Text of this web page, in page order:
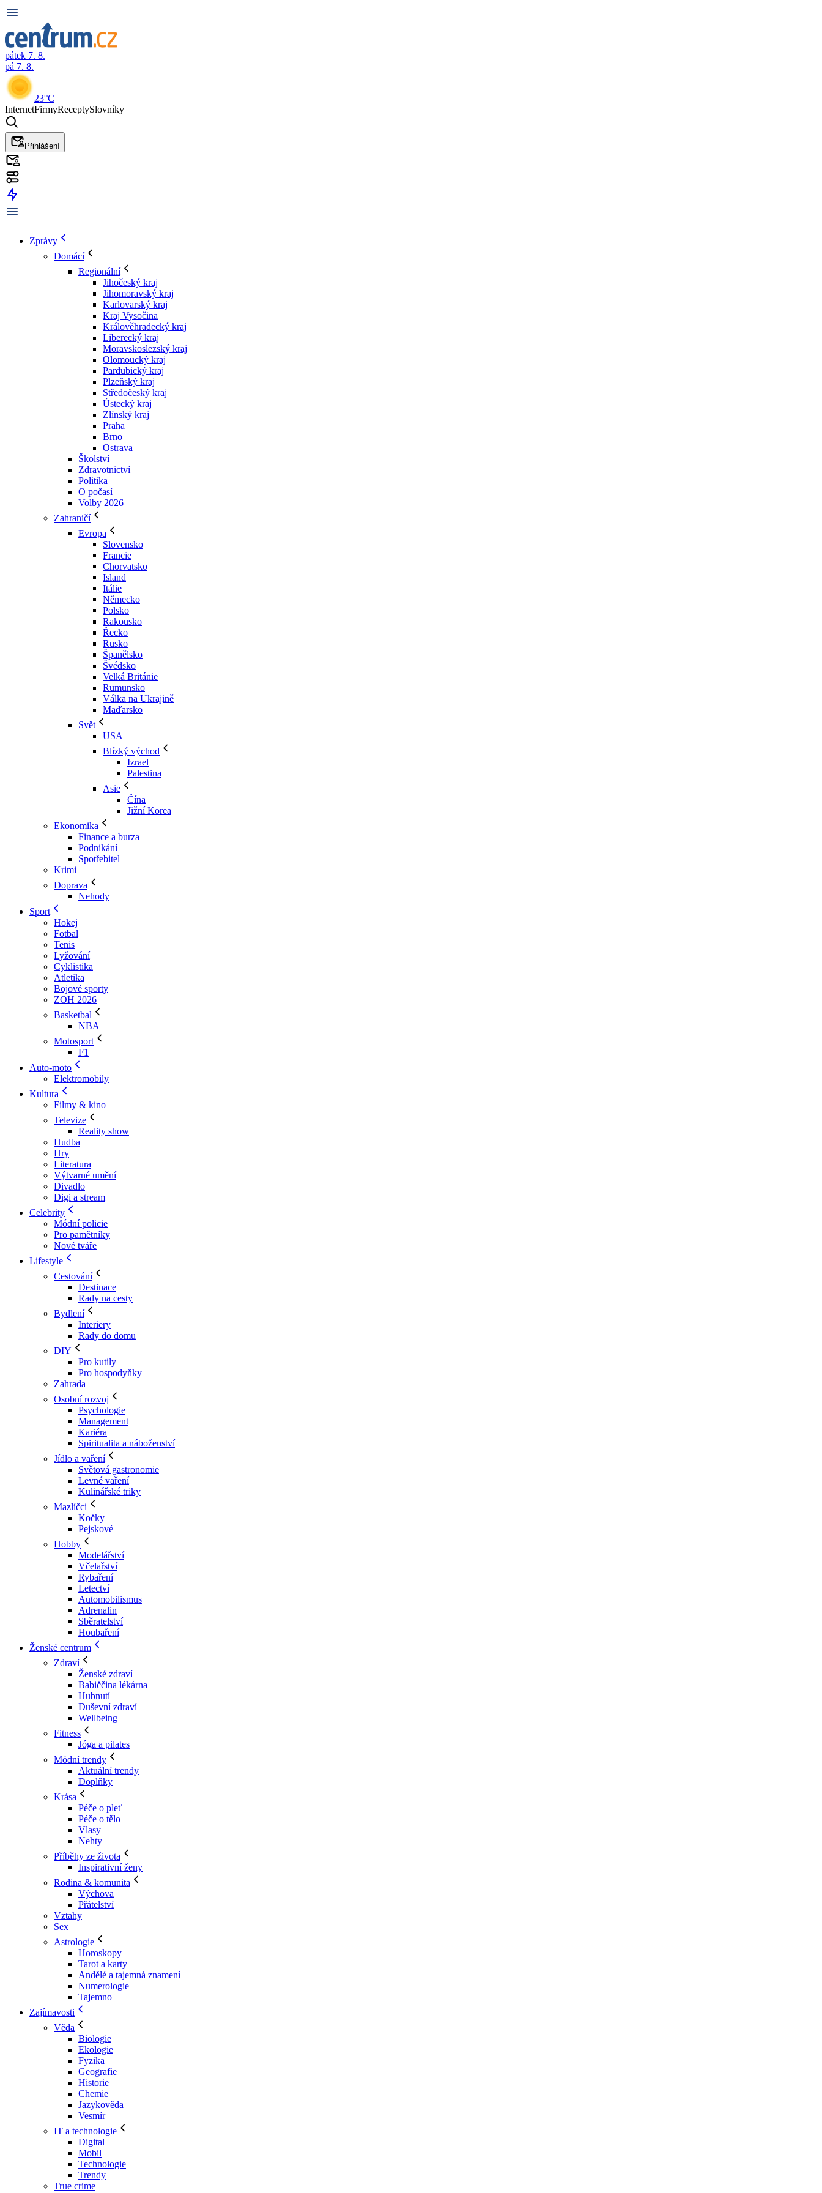
pátek 7. 8.
pá 7. 8.
23°C
InternetFirmyReceptySlovníky
Přihlášení
Zprávy
Domácí
Regionální
Jihočeský kraj
Jihomoravský kraj
Karlovarský kraj
Kraj Vysočina
Králověhradecký kraj
Liberecký kraj
Moravskoslezský kraj
Olomoucký kraj
Pardubický kraj
Plzeňský kraj
Středočeský kraj
Ústecký kraj
Zlínský kraj
Praha
Brno
Ostrava
Školství
Zdravotnictví
Politika
O počasí
Volby 2026
Zahraničí
Evropa
Slovensko
Francie
Chorvatsko
Island
Itálie
Německo
Polsko
Rakousko
Řecko
Rusko
Španělsko
Švédsko
Velká Británie
Rumunsko
Válka na Ukrajině
Maďarsko
Svět
USA
Blízký východ
Izrael
Palestina
Asie
Čína
Jižní Korea
Ekonomika
Finance a burza
Podnikání
Spotřebitel
Krimi
Doprava
Nehody
Sport
Hokej
Fotbal
Tenis
Lyžování
Cyklistika
Atletika
Bojové sporty
ZOH 2026
Basketbal
NBA
Motosport
F1
Auto-moto
Elektromobily
Kultura
Filmy & kino
Televize
Reality show
Hudba
Hry
Literatura
Výtvarné umění
Divadlo
Digi a stream
Celebrity
Módní policie
Pro pamětníky
Nové tváře
Lifestyle
Cestování
Destinace
Rady na cesty
Bydlení
Interiery
Rady do domu
DIY
Pro kutily
Pro hospodyňky
Zahrada
Osobní rozvoj
Psychologie
Management
Kariéra
Spiritualita a náboženství
Jídlo a vaření
Světová gastronomie
Levné vaření
Kulinářské triky
Mazlíčci
Kočky
Pejskové
Hobby
Modelářství
Včelařství
Rybaření
Letectví
Automobilismus
Adrenalin
Sběratelství
Houbaření
Ženské centrum
Zdraví
Ženské zdraví
Babiččina lékárna
Hubnutí
Duševní zdraví
Wellbeing
Fitness
Jóga a pilates
Módní trendy
Aktuální trendy
Doplňky
Krása
Péče o pleť
Péče o tělo
Vlasy
Nehty
Příběhy ze života
Inspirativní ženy
Rodina & komunita
Výchova
Přátelství
Vztahy
Sex
Astrologie
Horoskopy
Tarot a karty
Andělé a tajemná znamení
Numerologie
Tajemno
Zajímavosti
Věda
Biologie
Ekologie
Fyzika
Geografie
Historie
Chemie
Jazykověda
Vesmír
IT a technologie
Digital
Mobil
Technologie
Trendy
True crime